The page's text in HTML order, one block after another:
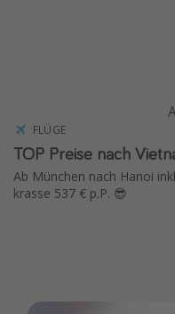
Gruppenreisen
Hotels in Hamburg
Hotels in Amsterdam
Reise Journal
FLÜGE
TOP Preise nach
Ab München nach Hanoi
krasse 537 € p.P. 😎